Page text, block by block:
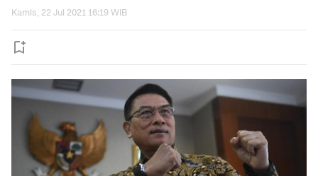
Kamis, 22 Jul 2021 16:19 WIB